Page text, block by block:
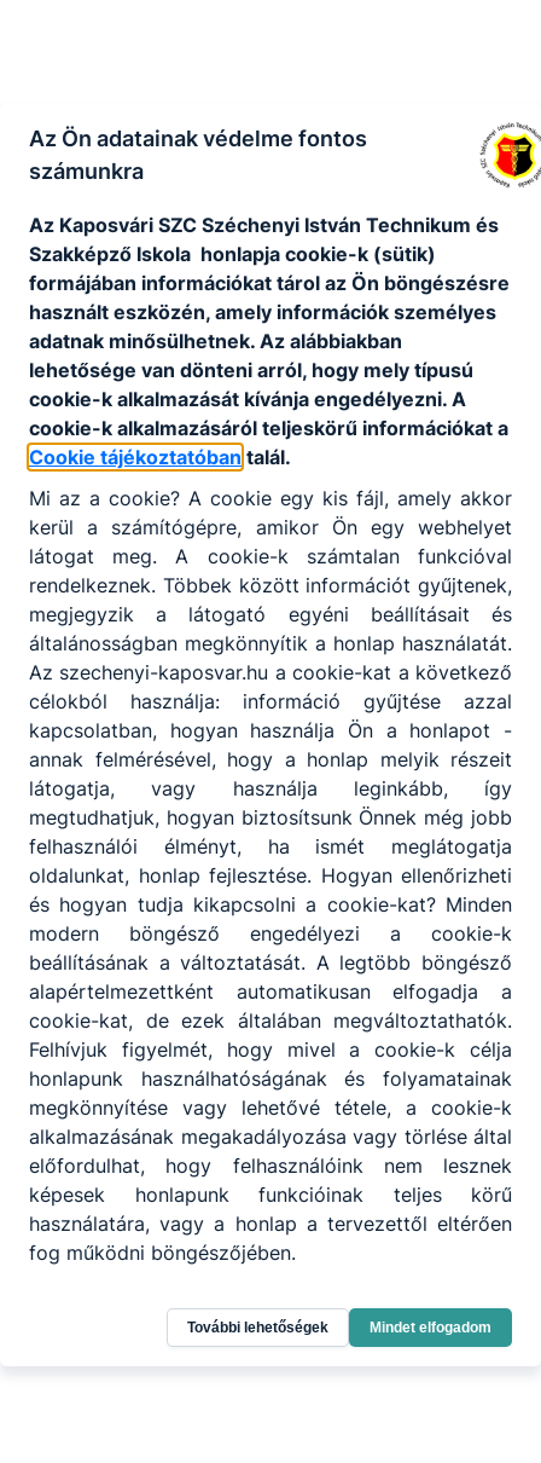
Az Ön adatainak védelme fontos
számunkra
Az Kaposvári SZC Széchenyi István Technikum és
Szakképző Iskola honlapja cookie-k (sütik)
formájában információkat tárol az Ön böngészésre
használt eszközén, amely információk személyes
adatnak minősülhetnek. Az alábbiakban
lehetősége van dönteni arról, hogy mely típusú
cookie-k alkalmazását kívánja engedélyezni. A
cookie-k alkalmazásáról teljeskörű információkat a
Cookie tájékoztatóban talál.
Mi az a cookie? A cookie egy kis fájl, amely akkor
kerül a számítógépre, amikor Ön egy webhelyet
látogat meg. A cookie-k számtalan funkcióval
rendelkeznek. Többek között információt gyűjtenek,
megjegyzik a látogató egyéni beállításait és
általánosságban megkönnyítik a honlap használatát.
Az szechenyi-kaposvar.hu a cookie-kat a következő
célokból használja: információ gyűjtése azzal
kapcsolatban, hogyan használja Ön a honlapot -
annak felmérésével, hogy a honlap melyik részeit
látogatja, vagy használja leginkább, így
megtudhatjuk, hogyan biztosítsunk Önnek még jobb
felhasználói élményt, ha ismét meglátogatja
oldalunkat, honlap fejlesztése. Hogyan ellenőrizheti
és hogyan tudja kikapcsolni a cookie-kat? Minden
modern böngésző engedélyezi a cookie-k
beállításának a változtatását. A legtöbb böngésző
alapértelmezettként automatikusan elfogadja a
cookie-kat, de ezek általában megváltoztathatók.
Felhívjuk figyelmét, hogy mivel a cookie-k célja
honlapunk használhatóságának és folyamatainak
megkönnyítése vagy lehetővé tétele, a cookie-k
alkalmazásának megakadályozása vagy törlése által
előfordulhat, hogy felhasználóink nem lesznek
képesek honlapunk funkcióinak teljes körű
használatára, vagy a honlap a tervezettől eltérően
fog működni böngészőjében.
További lehetőségek Mindet elfogadom